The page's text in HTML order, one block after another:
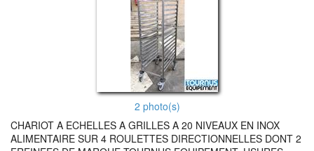
2 photo(s)
CHARIOT A ECHELLES A GRILLES A 20 NIVEAUX EN INOX
ALIMENTAIRE SUR 4 ROULETTES DIRECTIONNELLES DONT 2